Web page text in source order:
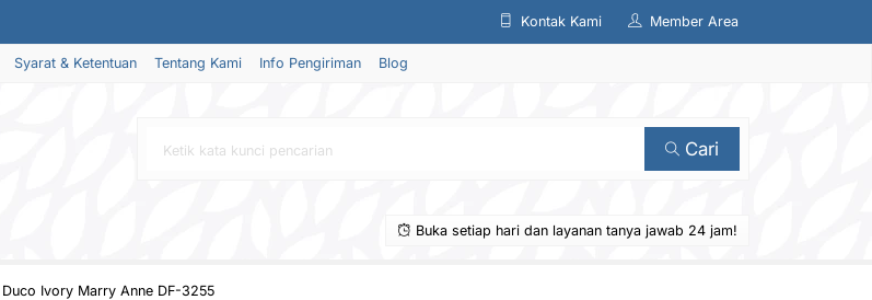
Kontak Kami Member Area
Syarat & Ketentuan Tentang Kami Info Pengiriman Blog
Cari
Buka setiap hari dan layanan tanya jawab 24 jam!
Ivory Marry Anne DF-3255